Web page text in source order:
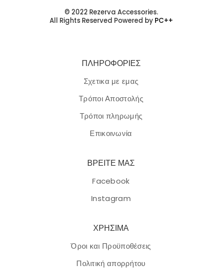
© 2022 Rezerva Accessories.
All Rights Reserved Powered by PC++
ΠΛΗΡΟΦΟΡΙΕΣ
Σχετικα με εμας
Τρόποι Αποστολής
Τρόποι πληρωμής
Επικοινωνία
ΒΡΕΙΤΕ ΜΑΣ
Facebook
Instagram
ΧΡΗΣΙΜΑ
Όροι και Προϋποθέσεις
Πολιτική απορρήτου